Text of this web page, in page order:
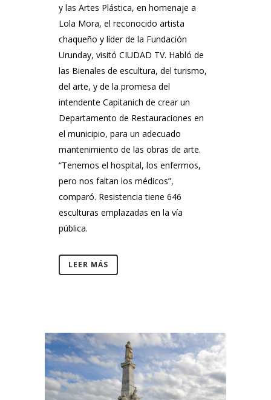
y las Artes Plástica, en homenaje a
Lola Mora, el reconocido artista
chaqueño y líder de la Fundación
Urunday, visitó CIUDAD TV. Habló de
las Bienales de escultura, del turismo,
del arte, y de la promesa del
intendente Capitanich de crear un
Departamento de Restauraciones en
el municipio, para un adecuado
mantenimiento de las obras de arte.
“Tenemos el hospital, los enfermos,
pero nos faltan los médicos”,
comparó. Resistencia tiene 646
esculturas emplazadas en la vía
pública.
LEER MÁS